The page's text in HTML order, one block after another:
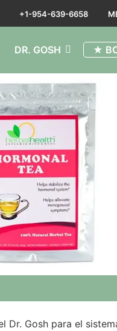
+1-954-639-6658
DR. GOSH ★
Dr. Gosh para el